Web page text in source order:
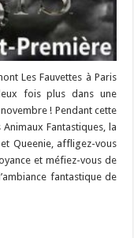
Les Fauvettes à Paris
fois plus dans une
! Pendant cette
Fantastiques, la
Queenie, affligez-vous
et méfiez-vous de
fantastique de